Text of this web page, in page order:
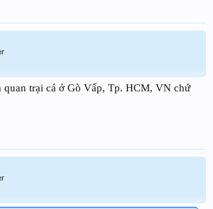
quan trại cá ở Gò Vấp, Tp. HCM, VN chứ